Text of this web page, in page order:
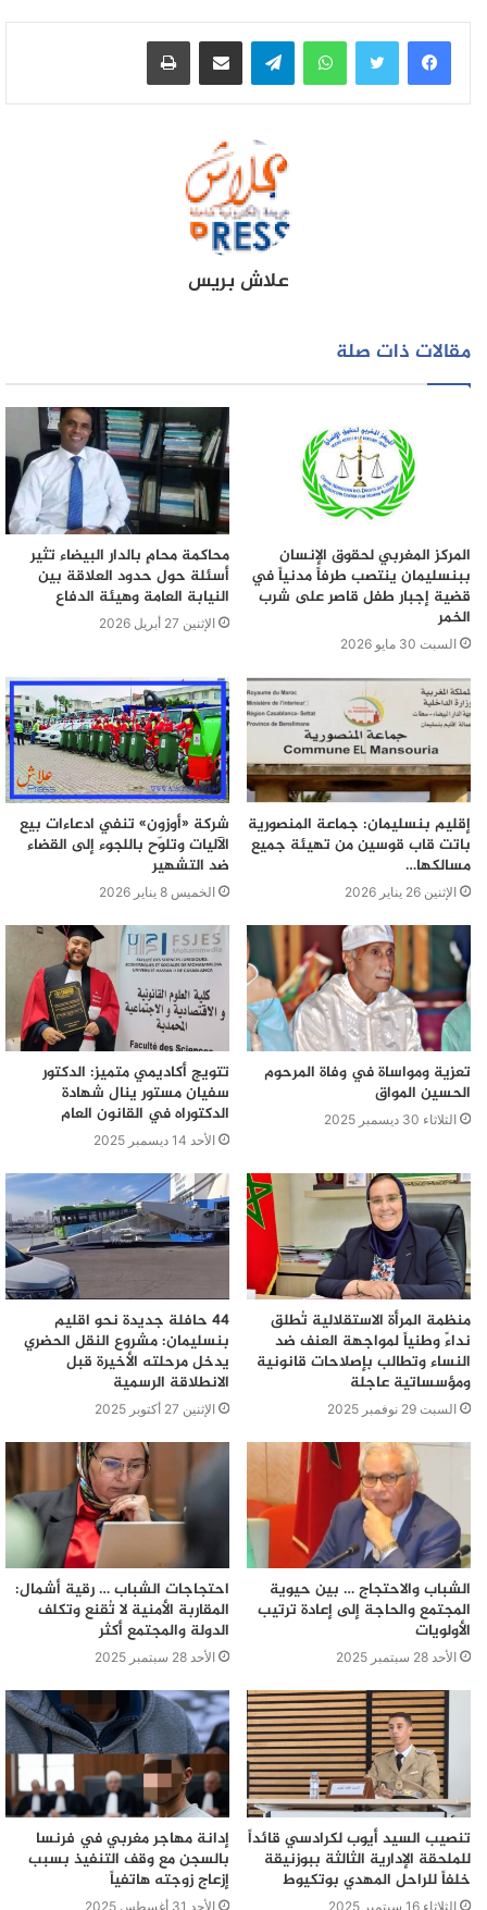
واتساب تيلقرام مشاركة عبر البريد طباعة
علاش بريس
مقالات ذات صلة
المركز المغربي لحقوق الإنسان
ببنسليمان ينتصب طرفاً مدنياً في
قضية إجبار طفل قاصر على شرب
الخمر
السبت 30 مايو 2026
محاكمة محامٍ بالدار البيضاء تثير
أسئلة حول حدود العلاقة بين
النيابة العامة وهيئة الدفاع
الإثنين 27 أبريل 2026
إقليم بنسليمان: جماعة المنصورية
باتت قاب قوسين من تهيئة جميع
مسالكها…
الإثنين 26 يناير 2026
شركة «أوزون» تنفي ادعاءات بيع
الآليات وتلوّح باللجوء إلى القضاء
ضد التشهير
الخميس 8 يناير 2026
تعزية ومواساة في وفاة المرحوم
الحسين المواق
الثلاثاء 30 ديسمبر 2025
تتويج أكاديمي متميز: الدكتور
سفيان مستور ينال شهادة
الدكتوراه في القانون العام
الأحد 14 ديسمبر 2025
منظمة المرأة الاستقلالية تُطلق
نداءً وطنياً لمواجهة العنف ضد
النساء وتطالب بإصلاحات قانونية
ومؤسساتية عاجلة
السبت 29 نوفمبر 2025
44 حافلة جديدة نحو اقليم
بنسليمان: مشروع النقل الحضري
يدخل مرحلته الأخيرة قبل
الانطلاقة الرسمية
الإثنين 27 أكتوبر 2025
الشباب والاحتجاج … بين حيوية
المجتمع والحاجة إلى إعادة ترتيب
الأولويات
الأحد 28 سبتمبر 2025
احتجاجات الشباب … رقية أشمال:
المقاربة الأمنية لا تُقنع وتكلف
الدولة والمجتمع أكثر
الأحد 28 سبتمبر 2025
تنصيب السيد أيوب لكرادسي قائداً
للملحقة الإدارية الثالثة ببوزنيقة
خلفاً للراحل المهدي بوتكيوط
الثلاثاء 16 سبتمبر 2025
إدانة مهاجر مغربي في فرنسا
بالسجن مع وقف التنفيذ بسبب
إزعاج زوجته هاتفياً
الأحد 31 أغسطس 2025